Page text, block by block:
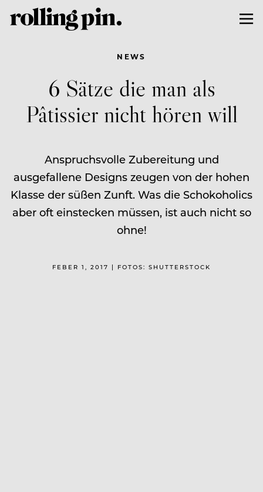
NEWS
6 Sätze die man als
Pâtissier nicht hören will
Anspruchsvolle Zubereitung und
ausgefallene Designs zeugen von der hohen
Klasse der süßen Zunft. Was die Schokoholics
aber oft einstecken müssen, ist auch nicht so
ohne!
FEBER 1, 2017 | FOTOS: SHUTTERSTOCK